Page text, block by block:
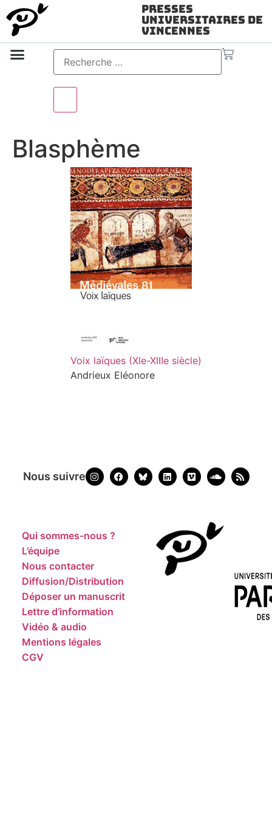
Presses
Universitaires de
Vincennes
Blasphème
Voix laïques (XIe-XIIIe siècle)
Andrieux Eléonore
Nous suivre
Qui sommes-nous ?
L’équipe
Nous contacter
Diffusion/Distribution
Déposer un manuscrit
Lettre d’information
Vidéo & audio
Mentions légales
CGV